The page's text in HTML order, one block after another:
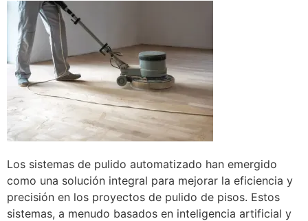
Los sistemas de pulido automatizado han emergido
como una solución integral para mejorar la eficiencia y
precisión en los proyectos de pulido de pisos. Estos
sistemas, a menudo basados en inteligencia artificial y